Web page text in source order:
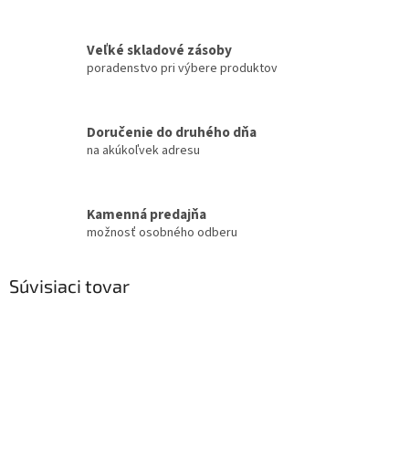
Veľké skladové zásoby
poradenstvo pri výbere produktov
Doručenie do druhého dňa
na akúkoľvek adresu
Kamenná predajňa
možnosť osobného odberu
Súvisiaci tovar